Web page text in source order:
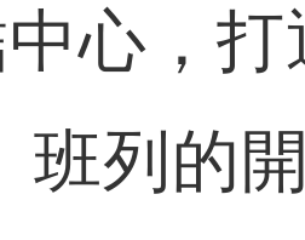
心，打
列的開